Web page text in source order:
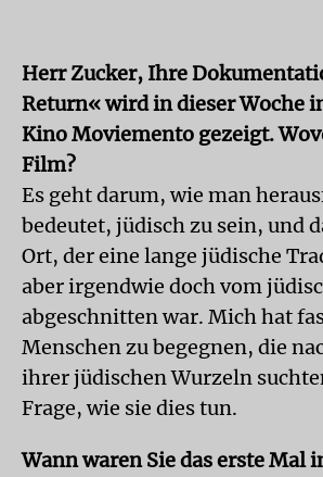
Herr Zucker, Ihre
Return« wird in dieser Woche
Kino Moviemento gezeigt.
Film?
Es geht darum, wie man
bedeutet, jüdisch zu sein, und
Ort, der eine lange jüdische
aber irgendwie doch vom
abgeschnitten war. Mich hat
Menschen zu begegnen, die
ihrer jüdischen Wurzeln
Frage, wie sie dies tun.
Wann waren Sie das erste Mal